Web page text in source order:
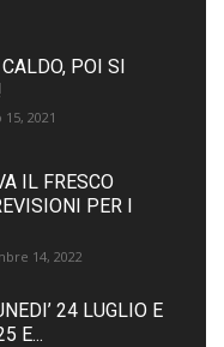
POI SI
2021
IL FRESCO
PER I
14, 2022
24 LUGLIO E
E...